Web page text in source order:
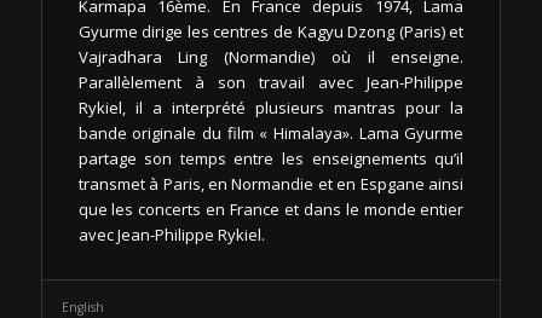
Karmapa 16ème. En France depuis 1974, Lama
Gyurme dirige les centres de Kagyu Dzong (Paris) et
Vajradhara Ling (Normandie) où il enseigne.
Parallèlement à son travail avec Jean-Philippe
Rykiel, il a interprété plusieurs mantras pour la
bande originale du film « Himalaya». Lama Gyurme
partage son temps entre les enseignements qu’il
transmet à Paris, en Normandie et en Espgane ainsi
que les concerts en France et dans le monde entier
avec Jean-Philippe Rykiel.
English